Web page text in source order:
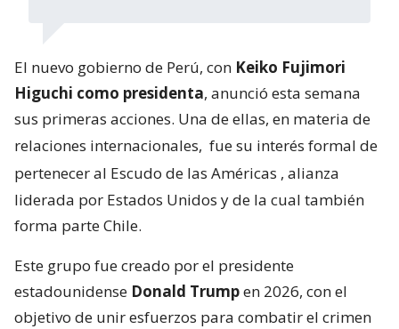
El nuevo gobierno de Perú, con Keiko Fujimori
Higuchi como presidenta, anunció esta semana
sus primeras acciones. Una de ellas, en materia de
relaciones internacionales, fue su interés formal de
pertenecer al Escudo de las Américas , alianza
liderada por Estados Unidos y de la cual también
forma parte Chile.
Este grupo fue creado por el presidente
estadounidense Donald Trumpen 2026, con el
objetivo de unir esfuerzos para combatir el crimen